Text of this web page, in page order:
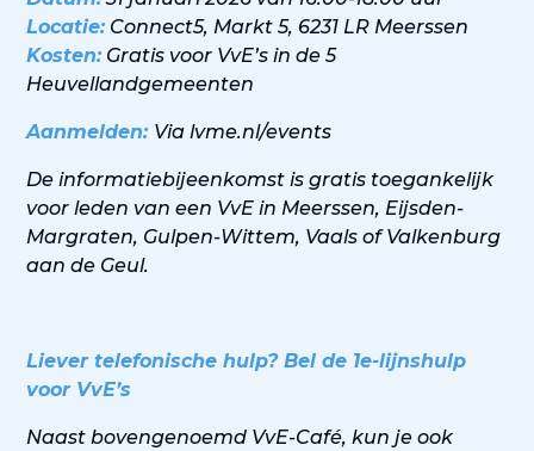
Locatie:Connect5, Markt 5, 6231 LR Meerssen
Kosten:Gratis voor VvE’s in de 5
Heuvellandgemeenten
Aanmelden: Vialvme.nl/events
De informatiebijeenkomst is gratis toegankelijk
voor leden van een VvE in Meerssen, Eijsden-
Margraten, Gulpen-Wittem, Vaals of Valkenburg
aan de Geul.
Liever telefonische hulp? Bel de 1e-lijnshulp
voor VvE’s
Naast bovengenoemd VvE-Café, kun je ook